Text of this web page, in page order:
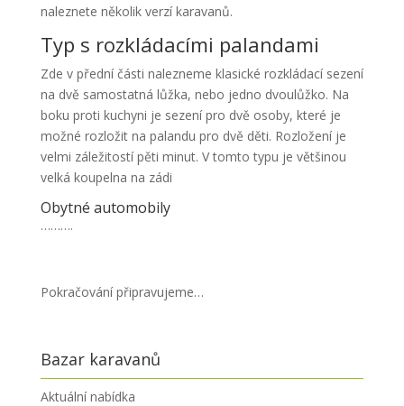
naleznete několik verzí karavanů.
Typ s rozkládacími palandami
Zde v přední části nalezneme klasické rozkládací sezení
na dvě samostatná lůžka, nebo jedno dvoulůžko. Na
boku proti kuchyni je sezení pro dvě osoby, které je
možné rozložit na palandu pro dvě děti. Rozložení je
velmi záležitostí pěti minut. V tomto typu je většinou
velká koupelna na zádi
Obytné automobily
……….
Pokračování připravujeme…
Bazar karavanů
Aktuální nabídka